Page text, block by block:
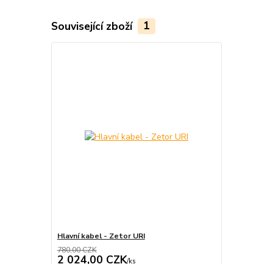
Související zboží 1
Hlavní kabel - Zetor URI
780,00 CZK
2 024,00 CZK/ks